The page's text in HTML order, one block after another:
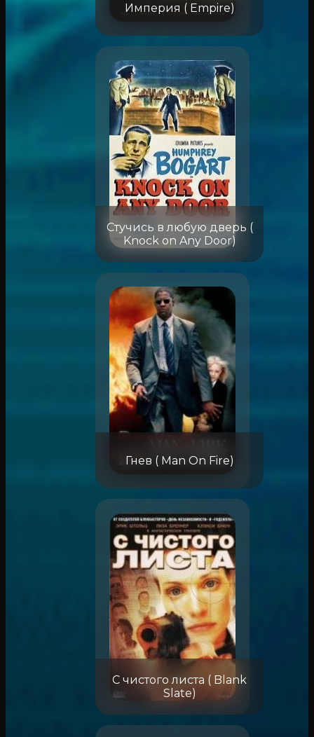
Империя ( Empire)
Стучись в любую дверь (
Knock on Any Door)
Гнев ( Man On Fire)
С чистого листа ( Blank
Slate)